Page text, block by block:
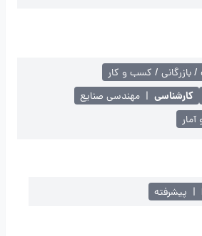
بازرگانی / کسب و کار
کارشناسی | مهندسی صنایع
| پیشرفته